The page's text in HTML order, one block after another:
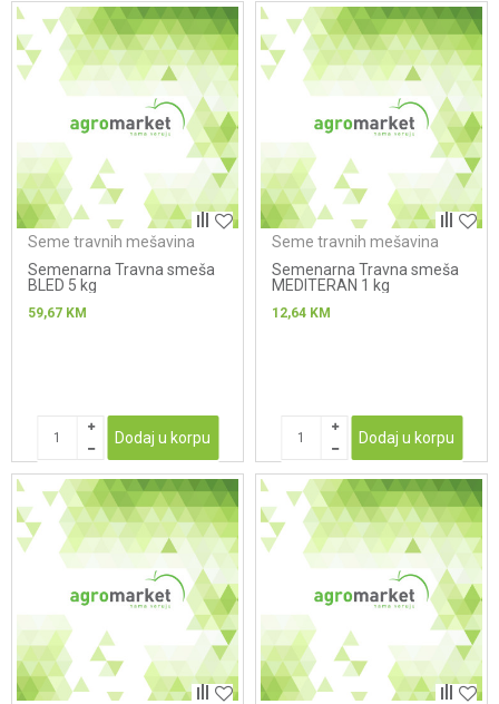
Seme travnih mešavina
Semenarna Travna smeša
BLED 5 kg
59,67 KM
Dodaj u korpu
Seme travnih mešavina
Semenarna Travna smeša
MEDITERAN 1 kg
12,64 KM
Dodaj u korpu